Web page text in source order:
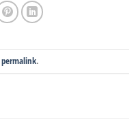
permalink.